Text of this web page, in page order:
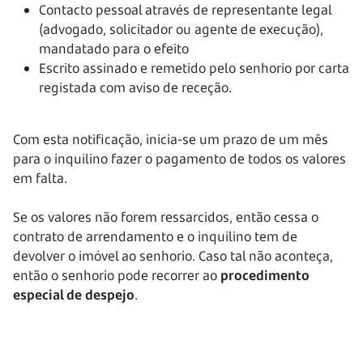
Contacto pessoal através de representante legal
(advogado, solicitador ou agente de execução),
mandatado para o efeito
Escrito assinado e remetido pelo senhorio por carta
registada com aviso de receção.
Com esta notificação, inicia-se um prazo de um mês
para o inquilino fazer o pagamento de todos os valores
em falta.
Se os valores não forem ressarcidos, então cessa o
contrato de arrendamento e o inquilino tem de
devolver o imóvel ao senhorio. Caso tal não aconteça,
então o senhorio pode recorrer ao procedimento
especial de despejo.